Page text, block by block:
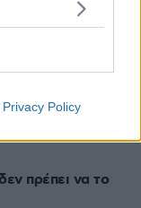
Privacy Policy
Εύκολες και
στην
πρέπει να το